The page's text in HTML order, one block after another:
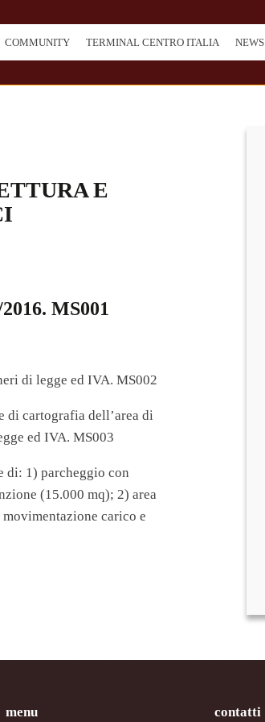
COMMUNITY TERMINAL CENTRO ITALIA NEWS
E
MS001
di legge ed IVA. MS002
di cartografia dell’area di
ed IVA. MS003
di: 1) parcheggio con
(15.000 mq); 2) area
carico e
menu contatti